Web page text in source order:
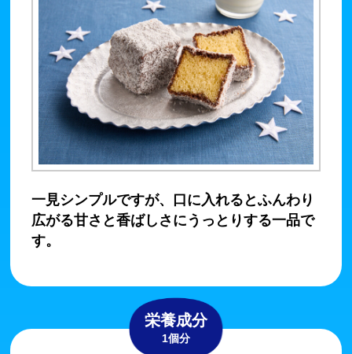
一見シンプルですが、口に入れるとふんわり
広がる甘さと香ばしさにうっとりする一品で
す。
栄養成分
1個分